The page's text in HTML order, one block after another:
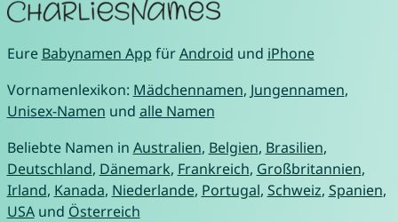
Eure Babynamen App fürAndroid und iPhone
Vornamenlexikon: Mädchennamen, Jungennamen,
Unisex-Namen und alle Namen
Beliebte Namen in Australien, Belgien, Brasilien,
Deutschland, Dänemark, Frankreich, Großbritannien,
Irland, Kanada, Niederlande, Portugal, Schweiz, Spanien,
USAund Österreich